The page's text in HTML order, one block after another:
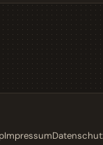
Impressum